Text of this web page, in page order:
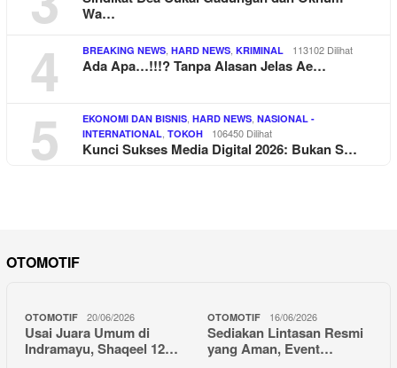
Wa…
4 BREAKING NEWS HARD NEWS KRIMINAL 113102 Dilihat
Ada Apa…!!!? Tanpa Alasan Jelas Ae…
5 EKONOMI DAN BISNIS HARD NEWS NASIONAL -
INTERNATIONAL TOKOH 106450 Dilihat
Kunci Sukses Media Digital 2026: Bukan S…
OTOMOTIF
OTOMOTIF 20/06/2026
Usai Juara Umum di
Indramayu, Shaqeel 12…
OTOMOTIF 16/06/2026
Sediakan Lintasan Resmi
yang Aman, Event…